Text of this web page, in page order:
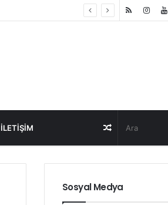
ILETIŞIM Random
Post
Sosyal Medya